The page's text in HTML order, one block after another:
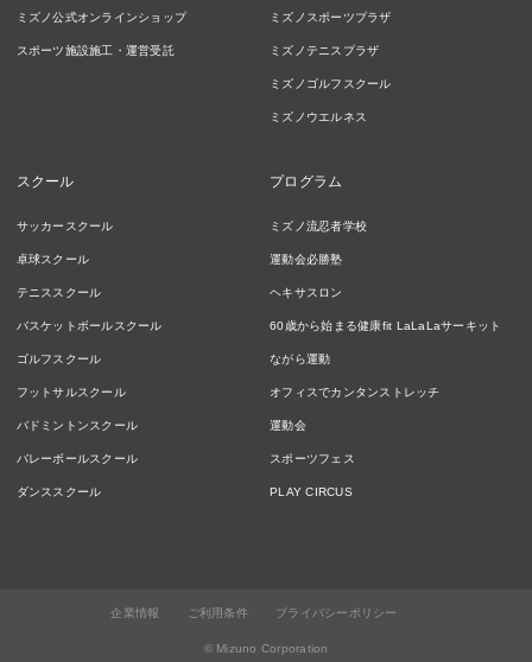
ミズノ公式オンラインショップ
スポーツ施設施工・運営受託
ミズノスポーツプラザ
ミズノテニスプラザ
ミズノゴルフスクール
ミズノウエルネス
スクール
サッカースクール
卓球スクール
テニススクール
バスケットボールスクール
ゴルフスクール
フットサルスクール
バドミントンスクール
バレーボールスクール
ダンススクール
プログラム
ミズノ流忍者学校
運動会必勝塾
ヘキサスロン
60歳から始まる健康fit LaLaLaサーキット
ながら運動
オフィスでカンタンストレッチ
運動会
スポーツフェス
PLAY CIRCUS
企業情報 ご利用条件 プライバシーポリシー
© Mizuno Corporation